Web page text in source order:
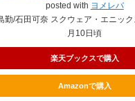
posted with ヨメレバ
勤/石田可奈 スクウェア・エニッ
月10日頃
楽天ブックスで購入
Amazonで購入